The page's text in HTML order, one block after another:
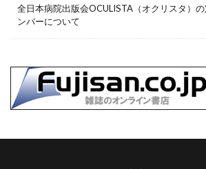
全日本病院出版会OCULISTA（オクリスタ）
ンバーについて